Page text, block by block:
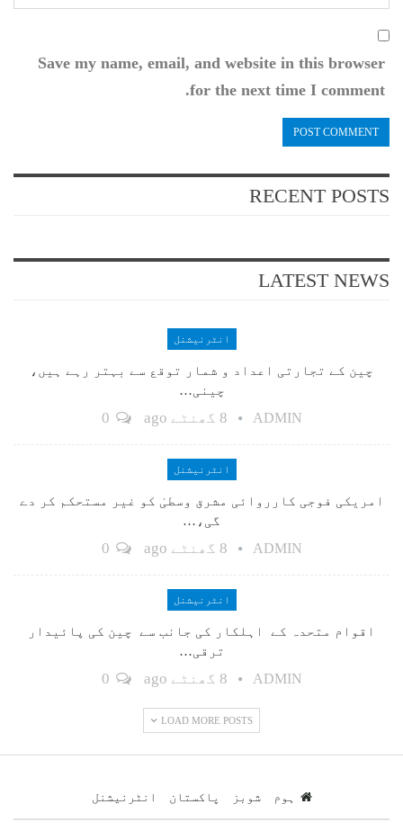
Save my name, email, and website in this browser
for the next time I comment.
RECENT POSTS
LATEST NEWS
انٹرنیشنل
چین کے تجارتی اعداد و شمار توقع سے بہتر رہے ہیں،
چینی…
ADMIN 8 گھنٹے ago
انٹرنیشنل
امریکی فوجی کارروائی مشرق وسطیٰ کو غیر مستحکم کر دے
گی،…
ADMIN 8 گھنٹے ago
انٹرنیشنل
اقوام متحدہ کے اہلکار کی جانب سے چین کی پائیدار
ترقی…
ADMIN 8 گھنٹے ago
LOAD MORE POSTS
ہوم شوبز پاکستان انٹرنیشنل